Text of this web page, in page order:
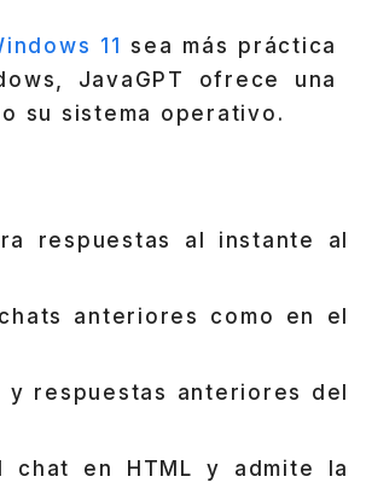
11 sea más práctica
JavaGPT ofrece una
su sistema operativo.
respuestas al instante al
anteriores como en el
y respuestas anteriores del
chat en HTML y admite la